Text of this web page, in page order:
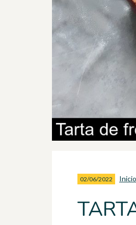
02/06/2022 Inicio